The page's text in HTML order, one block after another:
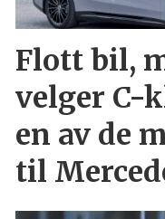
Flott bil,
velger C-
en av de
til